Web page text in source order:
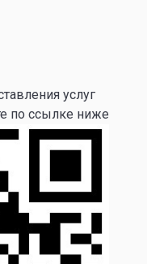
услуг
по ссылке ниже